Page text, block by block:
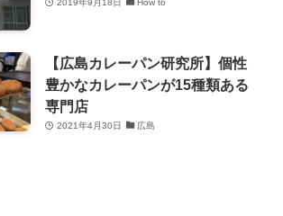
2019年9月18日 How to
【広島カレーパン研究所】個性
豊かなカレーパンが15種類ある
専門店
2021年4月30日 広島